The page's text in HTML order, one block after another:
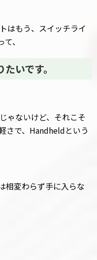
はもう、スイッチライ
、
いです。
ゃないけど、それこそ
さで、Handheldという
相変わらず手に入らな